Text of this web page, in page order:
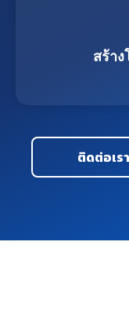
สร้า
ติดต่อเรา